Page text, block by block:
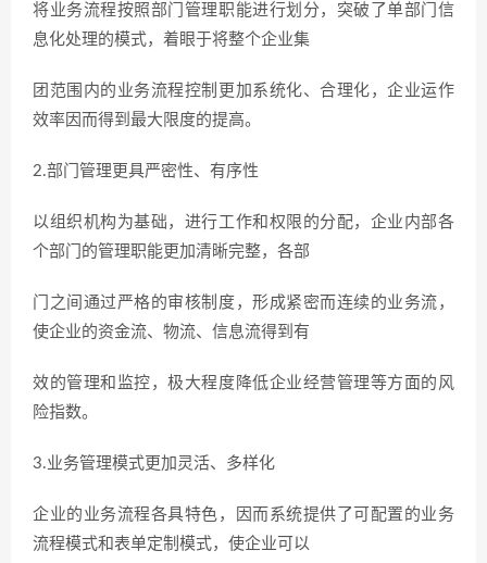
将业务流程按照部门管理职能进行划分，突破了单部门信
息化处理的模式，着眼于将整个企业集
团范围内的业务流程控制更加系统化、合理化，企业运作
效率因而得到最大限度的提高。
2.部门管理更具严密性、有序性
以组织机构为基础，进行工作和权限的分配，企业内部各
个部门的管理职能更加清晰完整，各部
门之间通过严格的审核制度，形成紧密而连续的业务流，
使企业的资金流、物流、信息流得到有
效的管理和监控，极大程度降低企业经营管理等方面的风
险指数。
3.业务管理模式更加灵活、多样化
企业的业务流程各具特色，因而系统提供了可配置的业务
流程模式和表单定制模式，使企业可以